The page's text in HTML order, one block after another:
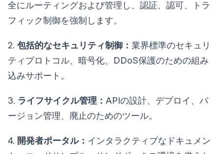
全にルーティングおよび管理し、認証、認可、トラ
フィック制御を強制します。
2. 包括的なセキュリティ制御： 業界標準のセキュリ
ティプロトコル、暗号化、DDoS保護のための組み
込みサポート。
3. ライフサイクル管理： APIの設計、デプロイ、バ
ージョン管理、廃止のためのツール。
4. 開発者ポータル： インタラクティブなドキュメン